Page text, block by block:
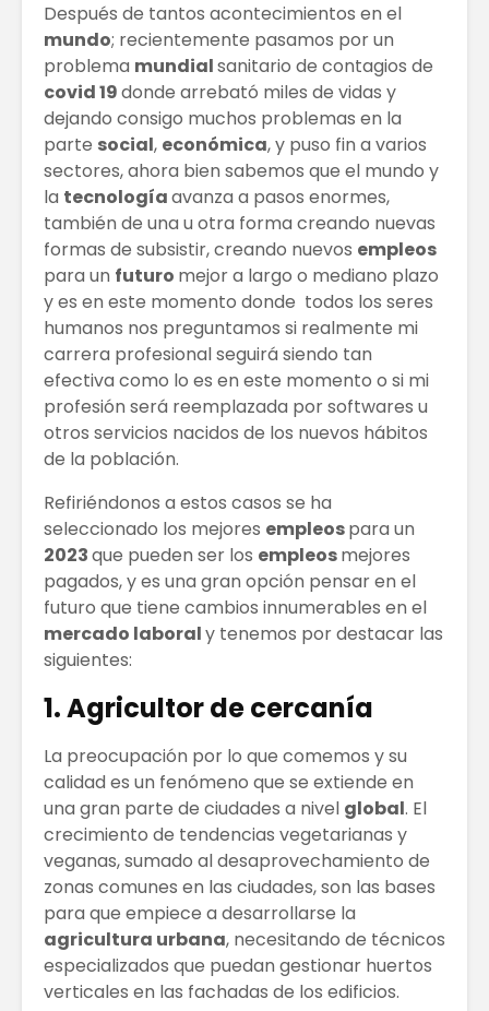
Después de tantos acontecimientos en el
mundo; recientemente pasamos por un
problema mundialsanitario de contagios de
covid 19donde arrebató miles de vidas y
dejando consigo muchos problemas en la
parte social, económica, y puso fin a varios
sectores, ahora bien sabemos que el mundo y
la tecnologíaavanza a pasos enormes,
también de una u otra forma creando nuevas
formas de subsistir, creando nuevos empleos
para un futuro mejor a largo o mediano plazo
y es en este momento donde todos los seres
humanos nos preguntamos si realmente mi
carrera profesional seguirá siendo tan
efectiva como lo es en este momento o si mi
profesión será reemplazada por softwares u
otros servicios nacidos de los nuevos hábitos
de la población.
Refiriéndonos a estos casos se ha
seleccionado los mejores empleospara un
2023que pueden ser los empleosmejores
pagados, y es una gran opción pensar en el
futuro que tiene cambios innumerables en el
mercado laboraly tenemos por destacar las
siguientes:
1. Agricultor de cercanía
La preocupación por lo que comemos y su
calidad es un fenómeno que se extiende en
una gran parte de ciudades a nivel global. El
crecimiento de tendencias vegetarianas y
veganas, sumado al desaprovechamiento de
zonas comunes en las ciudades, son las bases
para que empiece a desarrollarse la
agricultura urbana, necesitando de técnicos
especializados que puedan gestionar huertos
verticales en las fachadas de los edificios.
Cómo construir
tu marca en
redes sociales
Las Extensiones
De Cabello Vs.
Cabello Natural
¿Cuál ha sido el
impacto de la IA
en el mundo
laboral?
DE